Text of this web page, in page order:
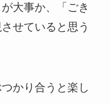
大事か、「ごき
せていると思う
かり合うと楽し